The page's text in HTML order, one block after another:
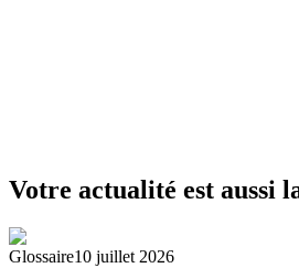
Votre actualité est aussi
Glossaire10 juillet 2026